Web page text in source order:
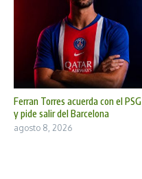
Ferran Torres acuerda con el PSG
y pide salir del Barcelona
agosto 8, 2026